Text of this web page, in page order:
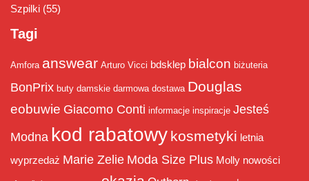
Szpilki (55)
Tagi
Amfora answear Arturo Vicci bdsklep bialcon biżuteria
BonPrix buty damskie darmowa dostawa Douglas
eobuwie Giacomo Conti informacje inspiracje Jesteś
Modna kod rabatowy kosmetyki letnia
wyprzedaż Marie Zelie Moda Size Plus Molly nowości